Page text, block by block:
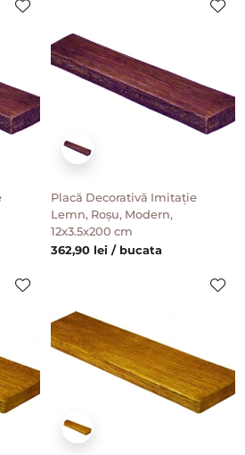
Placă Decorativă Imitație
Lemn, Roșu, Modern,
12x3.5x200 cm
362,90 lei / bucata